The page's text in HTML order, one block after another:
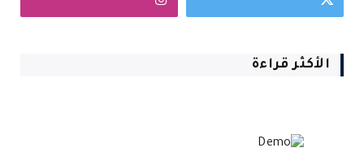
الأكثر قراءة